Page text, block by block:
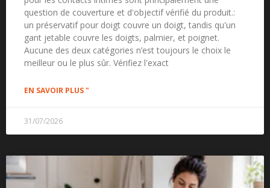
question de couverture et d'objectif vérifié du produit.:
un préservatif pour doigt couvre un doigt, tandis qu'un
gant jetable couvre les doigts, palmier, et poignet.
Aucune des deux catégories n’est toujours le choix le
meilleur ou le plus sûr. Vérifiez l'exact
EN SAVOIR PLUS "
31/07/2026